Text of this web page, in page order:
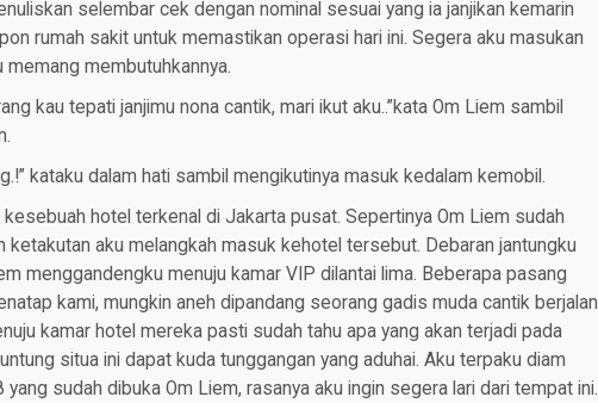
selembar cek dengan nominal sesuai yang ia janjikan kemarin
rumah sakit untuk memastikan operasi hari ini. Segera aku masukan
membutuhkannya.
kau tepati janjimu nona cantik, mari ikut aku..”kata Om Liem sambil
kataku dalam hati sambil mengikutinya masuk kedalam kemobil.
hotel terkenal di Jakarta pusat. Sepertinya Om Liem sudah
ketakutan aku melangkah masuk kehotel tersebut. Debaran jantungku
menggandengku menuju kamar VIP dilantai lima. Beberapa pasang
kami, mungkin aneh dipandang seorang gadis muda cantik berjalan
kamar hotel mereka pasti sudah tahu apa yang akan terjadi pada
situa ini dapat kuda tunggangan yang aduhai. Aku terpaku diam
sudah dibuka Om Liem, rasanya aku ingin segera lari dari tempat ini.